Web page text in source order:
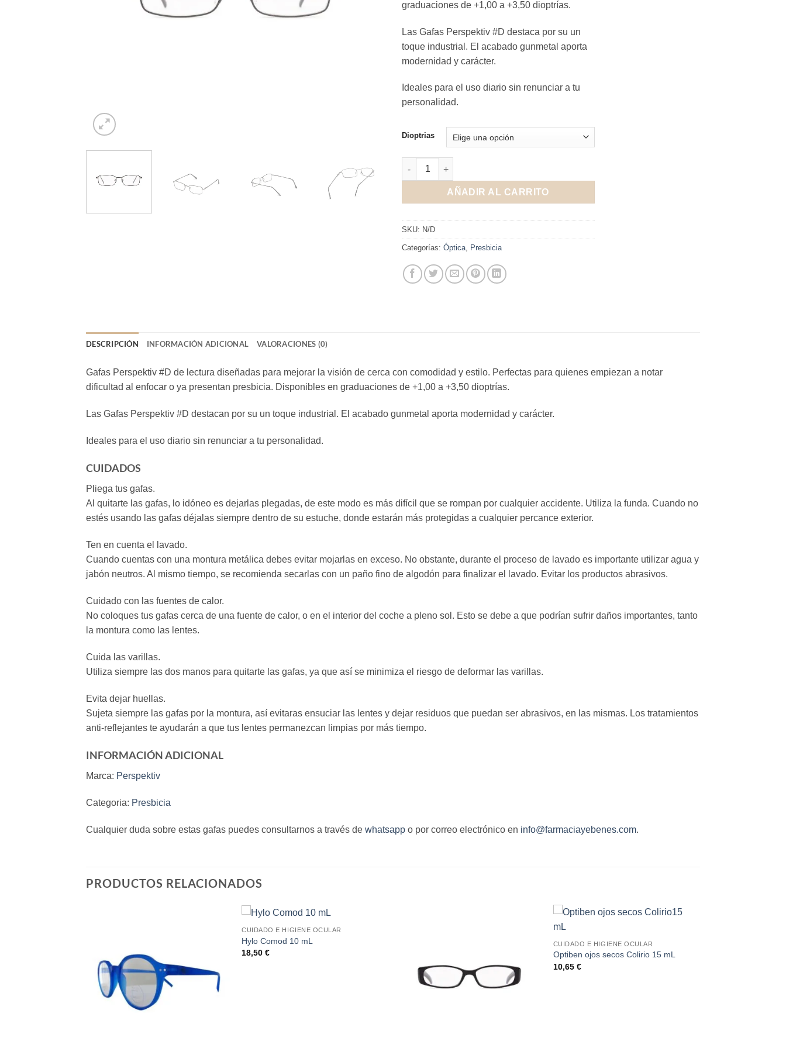
graduaciones de +1,00 a +3,50 dioptrías.
Las Gafas Perspektiv #D destaca por su un
toque industrial. El acabado gunmetal aporta
modernidad y carácter.
Ideales para el uso diario sin renunciar a tu
personalidad.
Dioptrias
Gafas Perspektiv #D cantidad
AÑADIR AL CARRITO
SKU: N/D
Categorías: Óptica, Presbicia
DESCRIPCIÓN INFORMACIÓN ADICIONAL VALORACIONES (0)
Gafas Perspektiv #D de lectura diseñadas para mejorar la visión de cerca con comodidad y estilo. Perfectas para quienes empiezan a notar
dificultad al enfocar o ya presentan presbicia. Disponibles en graduaciones de +1,00 a +3,50 dioptrías.
Las Gafas Perspektiv #D destacan por su un toque industrial. El acabado gunmetal aporta modernidad y carácter.
Ideales para el uso diario sin renunciar a tu personalidad.
CUIDADOS
Pliega tus gafas.
Al quitarte las gafas, lo idóneo es dejarlas plegadas, de este modo es más difícil que se rompan por cualquier accidente. Utiliza la funda. Cuando no
estés usando las gafas déjalas siempre dentro de su estuche, donde estarán más protegidas a cualquier percance exterior.
Ten en cuenta el lavado.
Cuando cuentas con una montura metálica debes evitar mojarlas en exceso. No obstante, durante el proceso de lavado es importante utilizar agua y
jabón neutros. Al mismo tiempo, se recomienda secarlas con un paño fino de algodón para finalizar el lavado. Evitar los productos abrasivos.
Cuidado con las fuentes de calor.
No coloques tus gafas cerca de una fuente de calor, o en el interior del coche a pleno sol. Esto se debe a que podrían sufrir daños importantes, tanto
la montura como las lentes.
Cuida las varillas.
Utiliza siempre las dos manos para quitarte las gafas, ya que así se minimiza el riesgo de deformar las varillas.
Evita dejar huellas.
Sujeta siempre las gafas por la montura, así evitaras ensuciar las lentes y dejar residuos que puedan ser abrasivos, en las mismas. Los tratamientos
anti-reflejantes te ayudarán a que tus lentes permanezcan limpias por más tiempo.
INFORMACIÓN ADICIONAL
Marca: Perspektiv
Categoria: Presbicia
Cualquier duda sobre estas gafas puedes consultarnos a través de whatsapp o por correo electrónico en info@farmaciayebenes.com.
PRODUCTOS RELACIONADOS
CUIDADO E HIGIENE OCULAR
Hylo Comod 10 mL
18,50€
CUIDADO E HIGIENE OCULAR
Optiben ojos secos Colirio 15 mL
10,65 €